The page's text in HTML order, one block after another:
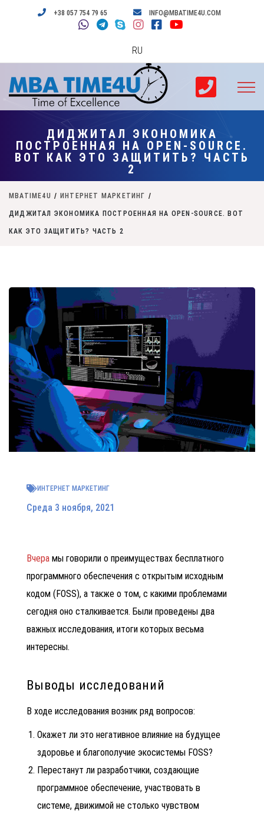
+38 057 754 79 65 INFO@MBATIME4U.COM
RU
ДИДЖИТАЛ ЭКОНОМИКА
ПОСТРОЕННАЯ НА OPEN-SOURCE.
ВОТ КАК ЭТО ЗАЩИТИТЬ? ЧАСТЬ
2
MBATIME4U / ИНТЕРНЕТ МАРКЕТИНГ /
ДИДЖИТАЛ ЭКОНОМИКА ПОСТРОЕННАЯ НА OPEN-SOURCE. ВОТ
КАК ЭТО ЗАЩИТИТЬ? ЧАСТЬ 2
ИНТЕРНЕТ МАРКЕТИНГ
Среда 3 ноября, 2021
Вчера мы говорили о преимуществах бесплатного
программного обеспечения с открытым исходным
кодом (FOSS), а также о том, с какими проблемами
сегодня оно сталкивается. Были проведены два
важных исследования, итоги которых весьма
интересны.
Выводы исследований
В ходе исследования возник ряд вопросов:
Окажет ли это негативное влияние на будущее
здоровье и благополучие экосистемы FOSS?
Перестанут ли разработчики, создающие
программное обеспечение, участвовать в
системе, движимой не столько чувством